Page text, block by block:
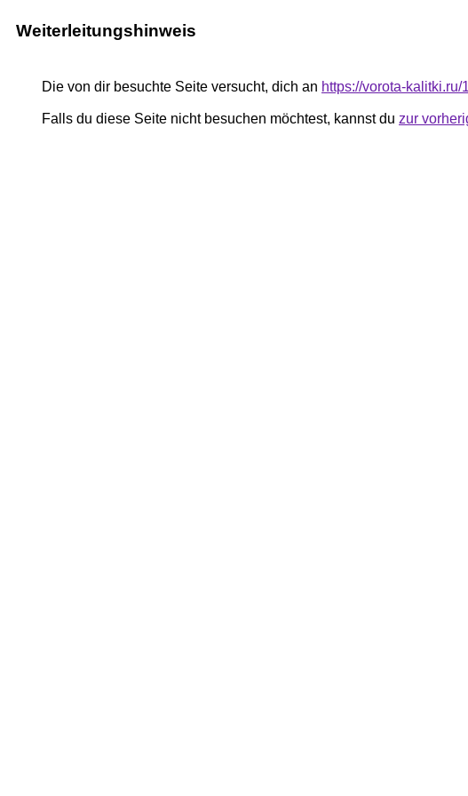
Weiterleitungshinweis
Die von dir besuchte Seite versucht, dich an https://vorota-kalitki.ru/
Falls du diese Seite nicht besuchen möchtest, kannst du zur